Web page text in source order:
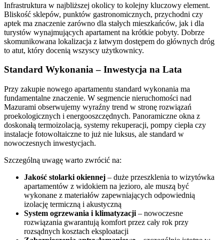
Infrastruktura w najbliższej okolicy to kolejny kluczowy element.
Bliskość sklepów, punktów gastronomicznych, przychodni czy
aptek ma znaczenie zarówno dla stałych mieszkańców, jak i dla
turystów wynajmujących apartament na krótkie pobyty. Dobrze
skomunikowana lokalizacja z łatwym dostępem do głównych dróg
to atut, który docenią wszyscy użytkownicy.
Standard Wykonania – Inwestycja na Lata
Przy zakupie nowego apartamentu standard wykonania ma
fundamentalne znaczenie. W segmencie nieruchomości nad
Mazurami obserwujemy wyraźny trend w stronę rozwiązań
proekologicznych i energooszczędnych. Panoramiczne okna z
doskonałą termoizolacją, systemy rekuperacji, pompy ciepła czy
instalacje fotowoltaiczne to już nie luksus, ale standard w
nowoczesnych inwestycjach.
Szczególną uwagę warto zwrócić na:
Jakość stolarki okiennej – duże przeszklenia to wizytówka
apartamentów z widokiem na jezioro, ale muszą być
wykonane z materiałów zapewniających odpowiednią
izolację termiczną i akustyczną
System ogrzewania i klimatyzacji – nowoczesne
rozwiązania gwarantują komfort przez cały rok przy
rozsądnych kosztach eksploatacji